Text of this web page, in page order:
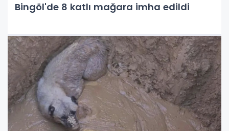
Bingöl'de 8 katlı mağara imha edildi